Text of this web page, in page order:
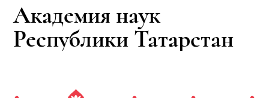
Академия наук
Республики Татарстан